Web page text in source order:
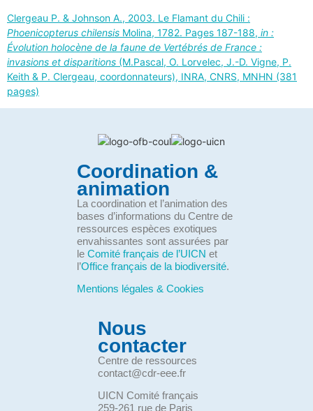
Clergeau P. & Johnson A., 2003. Le Flamant du Chili :
Phoenicopterus chilensis Molina, 1782. Pages 187-188, in :
Évolution holocène de la faune de Vertébrés de France :
invasions et disparitions (M.Pascal, O. Lorvelec, J.-D. Vigne, P.
Keith & P. Clergeau, coordonnateurs), INRA, CNRS, MNHN (381
pages)
Coordination &
animation
La coordination et l’animation des
bases d’informations du Centre de
ressources espèces exotiques
envahissantes sont assurées par
le Comité français de l’UICN et
l’Office français de la biodiversité.
Mentions légales & Cookies
Nous
contacter
Centre de ressources
contact@cdr-eee.fr
UICN Comité français
259-261 rue de Paris